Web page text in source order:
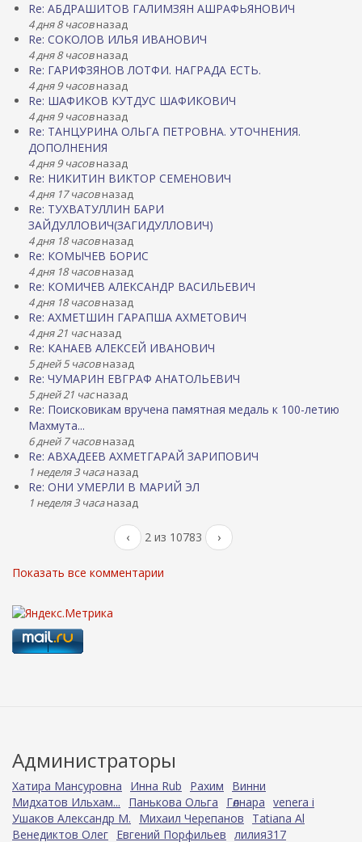
Re: АБДРАШИТОВ ГАЛИМЗЯН АШРАФЬЯНОВИЧ
4 дня 8 часовназад
Re: СОКОЛОВ ИЛЬЯ ИВАНОВИЧ
4 дня 8 часовназад
Re: ГАРИФЗЯНОВ ЛОТФИ. НАГРАДА ЕСТЬ.
4 дня 9 часовназад
Re: ШАФИКОВ КУТДУС ШАФИКОВИЧ
4 дня 9 часовназад
Re: ТАНЦУРИНА ОЛЬГА ПЕТРОВНА. УТОЧНЕНИЯ.
ДОПОЛНЕНИЯ
4 дня 9 часовназад
Re: НИКИТИН ВИКТОР СЕМЕНОВИЧ
4 дня 17 часовназад
Re: ТУХВАТУЛЛИН БАРИ
ЗАЙДУЛЛОВИЧ(ЗАГИДУЛЛОВИЧ)
4 дня 18 часовназад
Re: КОМЫЧЕВ БОРИС
4 дня 18 часовназад
Re: КОМИЧЕВ АЛЕКСАНДР ВАСИЛЬЕВИЧ
4 дня 18 часовназад
Re: АХМЕТШИН ГАРАПША АХМЕТОВИЧ
4 дня 21 часназад
Re: КАНАЕВ АЛЕКСЕЙ ИВАНОВИЧ
5 дней 5 часовназад
Re: ЧУМАРИН ЕВГРАФ АНАТОЛЬЕВИЧ
5 дней 21 часназад
Re: Поисковикам вручена памятная медаль к 100-летию
Махмута...
6 дней 7 часовназад
Re: АВХАДЕЕВ АХМЕТГАРАЙ ЗАРИПОВИЧ
1 неделя 3 часаназад
Re: ОНИ УМЕРЛИ В МАРИЙ ЭЛ
1 неделя 3 часаназад
‹ 2 из 10783 ›
Показать все комментарии
Администраторы
Хатира Мансуровна Инна Rub Рахим
Винни
Мидхатов Ильхам...
Панькова Ольга Гөлнара venera i
Ушаков Александр М.
Михаил Черепанов
Tatiana Al
Венедиктов Олег Евгений Порфильев лилия317